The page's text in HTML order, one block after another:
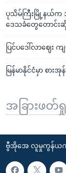
ပုသိမ်ကြီးမြို့နယ်က
ဒေသခံတွေတောင်း
ပြင်ပဒေါ်လာဈေး
မြန်မာနိုင်ငံမှာ စာ
အခြားဖတ်ရှု
ဗွီအိုအေ လူမှုကွန်ယက်